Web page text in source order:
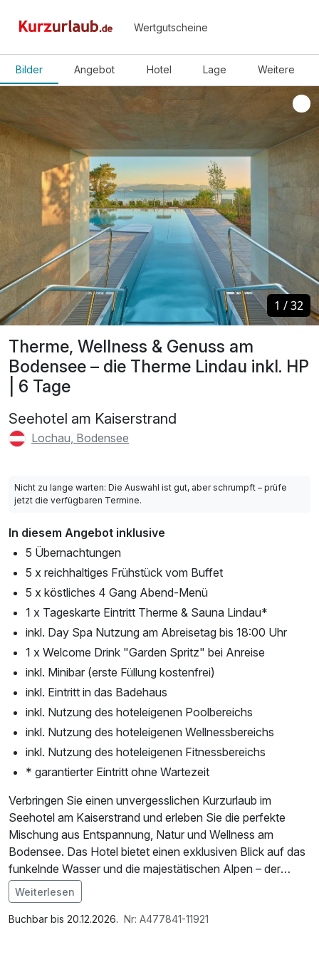
Wertgutscheine
Bilder Angebot Hotel Lage Weitere
Therme, Wellness & Genuss am
Bodensee – die Therme Lindau inkl. HP
| 6 Tage
Seehotel am Kaiserstrand
Lochau, Bodensee
1 /32
1 /32
Nicht zu lange warten: Die Auswahl ist gut, aber schrumpft – prüfe
jetzt die verfügbaren Termine.
In diesem Angebot inklusive
5 Übernachtungen
5 x reichhaltiges Frühstück vom Buffet
5 x köstliches 4 Gang Abend-Menü
1 x Tageskarte Eintritt Therme & Sauna Lindau*
inkl. Day Spa Nutzung am Abreisetag bis 18:00 Uhr
1 x Welcome Drink "Garden Spritz" bei Anreise
inkl. Minibar (erste Füllung kostenfrei)
inkl. Eintritt in das Badehaus
inkl. Nutzung des hoteleigenen Poolbereichs
inkl. Nutzung des hoteleigenen Wellnessbereichs
inkl. Nutzung des hoteleigenen Fitnessbereichs
* garantierter Eintritt ohne Wartezeit
Verbringen Sie einen unvergesslichen Kurzurlaub im
Seehotel am Kaiserstrand und erleben Sie die perfekte
Mischung aus Entspannung, Natur und Wellness am
Bodensee. Das Hotel bietet einen exklusiven Blick auf das
funkelnde Wasser und die majestätischen Alpen – der
ideale Ort, um dem hektischen Alltag zu entfliehen und
neue Energie zu schöpfen.
Ein weiteres Highlight Ihres Aufenthalts ist der Besuch der
Im Angebot enthalten
1 x Welcome Drink, Saunabenutzung, Saunatuch, 1 x
Weiterlesen
Buchbar bis 20.12.2026. Nr: A477841-11921